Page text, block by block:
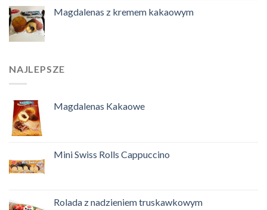
Magdalenas z kremem kakaowym
NAJLEPSZE
Magdalenas Kakaowe
Mini Swiss Rolls Cappuccino
Rolada z nadzieniem truskawkowym